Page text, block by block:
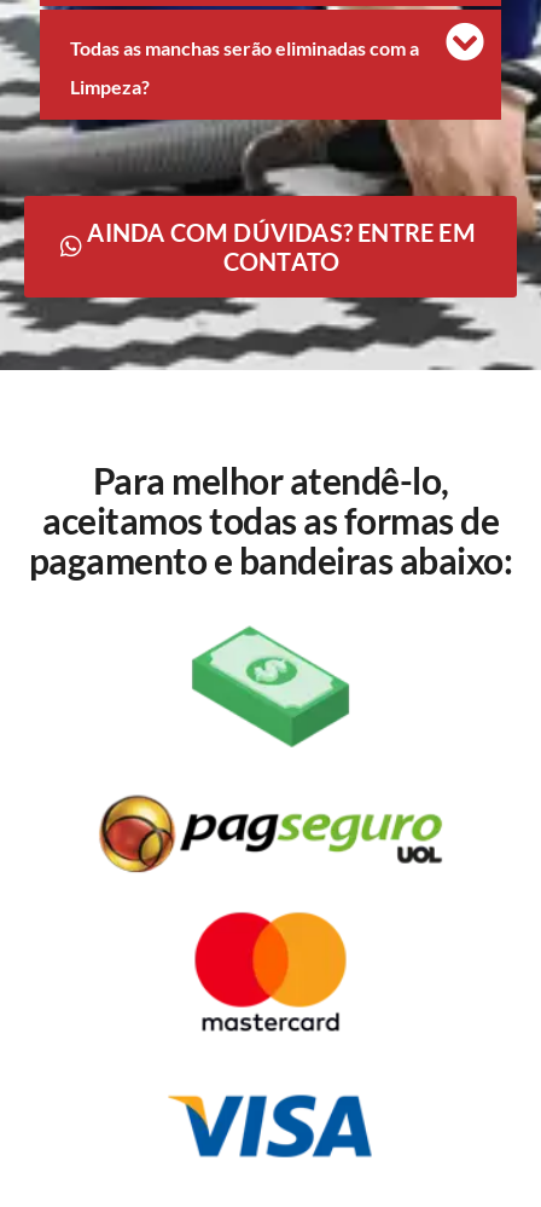
Todas as manchas serão eliminadas com a
Limpeza?
AINDA COM DÚVIDAS? ENTRE EM
CONTATO
Para melhor atendê-lo,
aceitamos todas as formas de
pagamento e bandeiras abaixo: